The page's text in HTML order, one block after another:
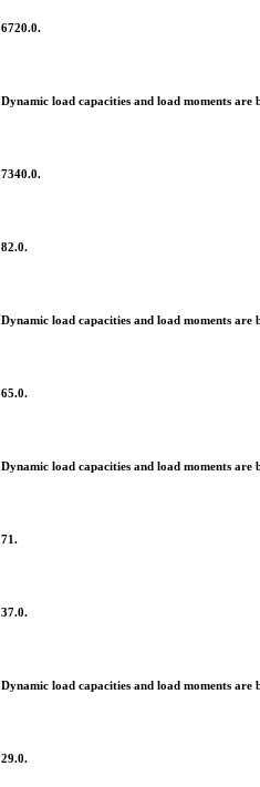
6720.0.
Dynamic load capacities and load moments
7340.0.
82.0.
Dynamic load capacities and load moments
65.0.
Dynamic load capacities and load moments
71.
37.0.
Dynamic load capacities and load moments
29.0.